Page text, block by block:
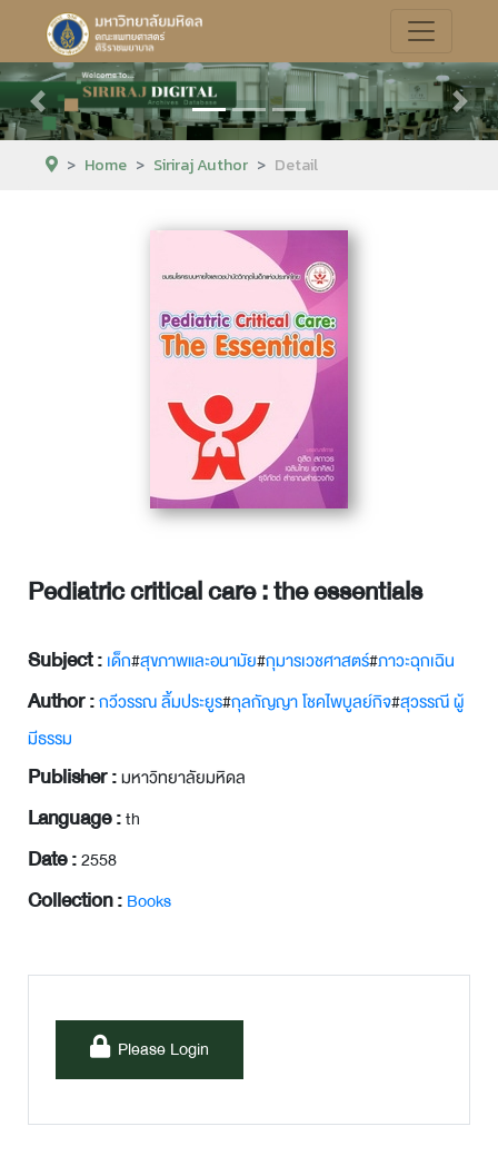
Previous Next
Home Siriraj Author Detail
Pediatric critical care : the essentials
Subject :เด็ก#สุขภาพและอนามัย#กุมารเวชศาสตร์#ภาวะฉุกเฉิน
Author :กวีวรรณ ลิ้มประยูร#กุลกัญญา โชคไพบูลย์กิจ#สุวรรณี ผู้
มีธรรม
Publisher :มหาวิทยาลัยมหิดล
Language :th
Date :2558
Collection :Books
Please Login